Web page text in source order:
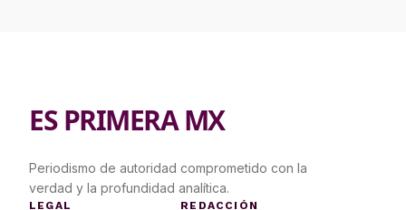
ES PRIMERA MX
Periodismo de autoridad comprometido con la
verdad y la profundidad analítica.
LEGAL REDACCIÓN